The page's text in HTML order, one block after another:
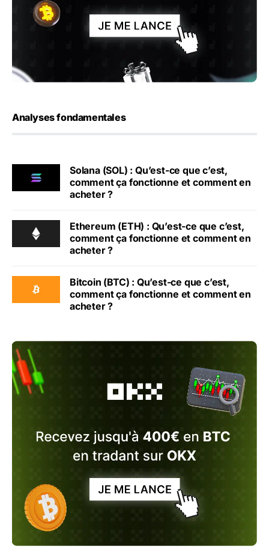
Analyses fondamentales
Solana (SOL) : Qu’est-ce que c’est,
comment ça fonctionne et comment en
acheter ?
Ethereum (ETH) : Qu’est-ce que c’est,
comment ça fonctionne et comment en
acheter ?
Bitcoin (BTC) : Qu’est-ce que c’est,
comment ça fonctionne et comment en
acheter ?